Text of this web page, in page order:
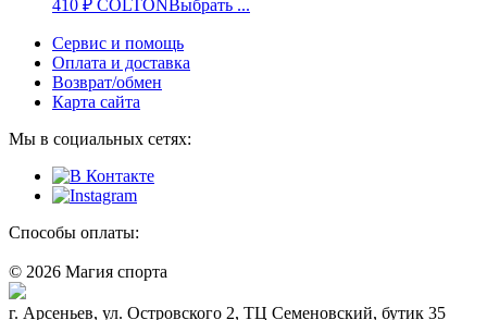
410 ₽ COLTONВыбрать ...
Сервис и помощь
Оплата и доставка
Возврат/обмен
Карта сайта
Мы в социальных сетях:
Способы оплаты:
© 2026 Магия спорта
г. Арсеньев, ул. Островского 2, ТЦ Семеновский, бутик 35